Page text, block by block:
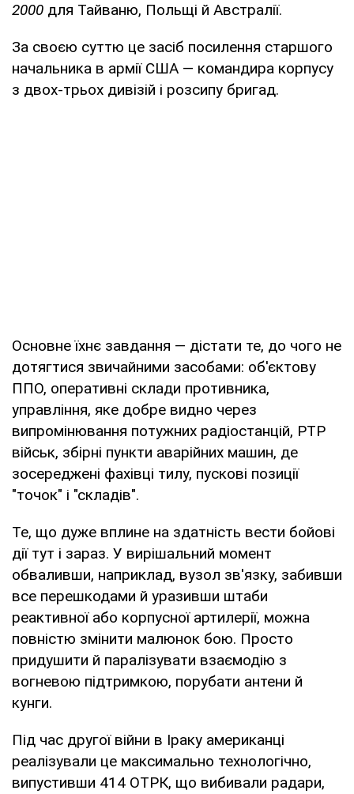
2000 для Тайваню, Польщі й Австралії.
За своєю суттю це засіб посилення старшого
начальника в армії США — командира корпусу
з двох-трьох дивізій і розсипу бригад.
Основне їхнє завдання — дістати те, до чого не
дотягтися звичайними засобами: об'єктову
ППО, оперативні склади противника,
управління, яке добре видно через
випромінювання потужних радіостанцій, РТР
військ, збірні пункти аварійних машин, де
зосереджені фахівці тилу, пускові позиції
"точок" і "складів".
Те, що дуже вплине на здатність вести бойові
дії тут і зараз. У вирішальний момент
обваливши, наприклад, вузол зв'язку, забивши
все перешкодами й уразивши штаби
реактивної або корпусної артилерії, можна
повністю змінити малюнок бою. Просто
придушити й паралізувати взаємодію з
вогневою підтримкою, порубати антени й
кунги.
Під час другої війни в Іраку американці
реалізували це максимально технологічно,
випустивши 414 ОТРК, що вибивали радари,